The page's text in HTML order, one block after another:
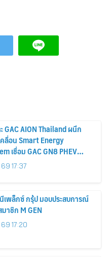
GAC AION Thailand ผนึก
ลื่อน Smart Energy
เชื่อม GAC GN8 PHEV
ระดับพรีเมียม เข้ากับ
งอาทิตย์ภายในบ้าน
17:37
นีเพล็กซ์ กรุ้ป มอบประสบการณ์
าชิก M GEN
17:20